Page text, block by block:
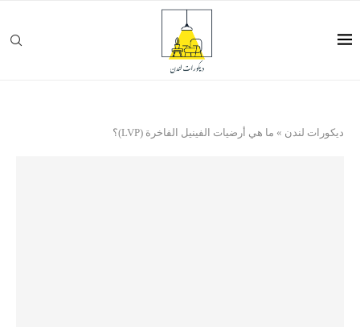
ديكورات لندن » ما هي أرضيات الفينيل الفاخرة (LVP)؟